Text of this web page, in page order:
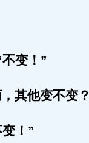
变！”
他变不变
！”